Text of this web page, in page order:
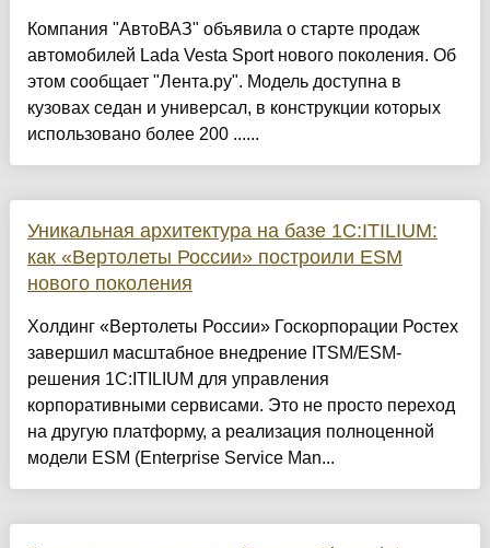
Компания "АвтоВАЗ" объявила о старте продаж
автомобилей Lada Vesta Sport нового поколения. Об
этом сообщает "Лента.ру". Модель доступна в
кузовах седан и универсал, в конструкции которых
использовано более 200 ......
Уникальная архитектура на базе 1С:ITILIUM:
как «Вертолеты России» построили ESM
нового поколения
Холдинг «Вертолеты России» Госкорпорации Ростех
завершил масштабное внедрение ITSM/ESM-
решения 1С:ITILIUM для управления
корпоративными сервисами. Это не просто переход
на другую платформу, а реализация полноценной
модели ESM (Enterprise Service Man...